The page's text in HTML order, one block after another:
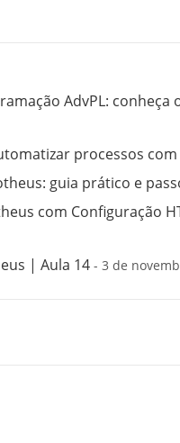
AdvPL: conheça
processos com
guia prático e
com Configuração
| Aula 14 - 3 de